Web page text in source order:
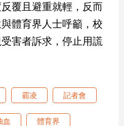
覆且避重就輕，反而
體育界人士呼籲，校
害者訴求，停止用謊
霸凌 記者會
血 體育界